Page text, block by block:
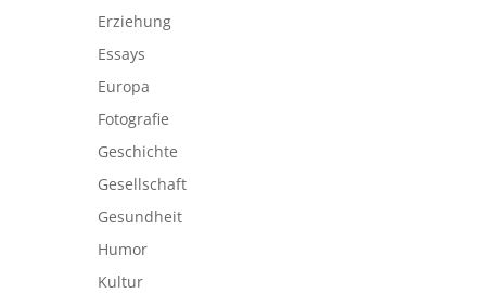
Erziehung
Essays
Europa
Fotografie
Geschichte
Gesellschaft
Gesundheit
Humor
Kultur